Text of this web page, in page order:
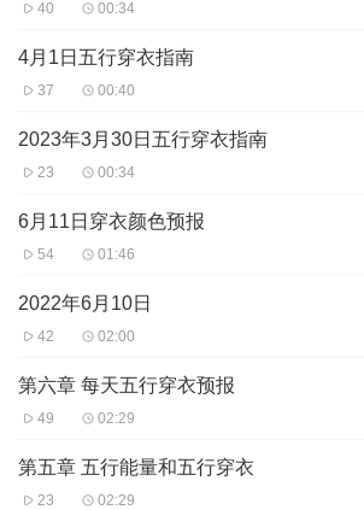
差。
每天穿对五行衣
40 00:34
4月1日五行穿衣指南
37 00:40
2023年3月30日五行穿衣指南
23 00:34
6月11日穿衣颜色预报
54 01:46
2022年6月10日
42 02:00
第六章 每天五行穿衣预报
49 02:29
第五章 五行能量和五行穿衣
23 02:29